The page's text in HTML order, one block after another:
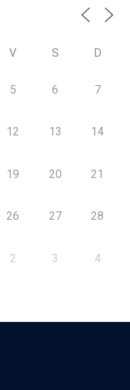
V S D
5 6 7
12 13 14
19 20 21
26 27 28
2 3 4